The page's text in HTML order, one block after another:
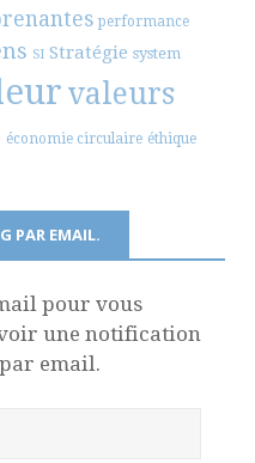
performance
SI Stratégie system
valeurs
économie circulaire éthique
PAR EMAIL.
pour vous
une notification
email.